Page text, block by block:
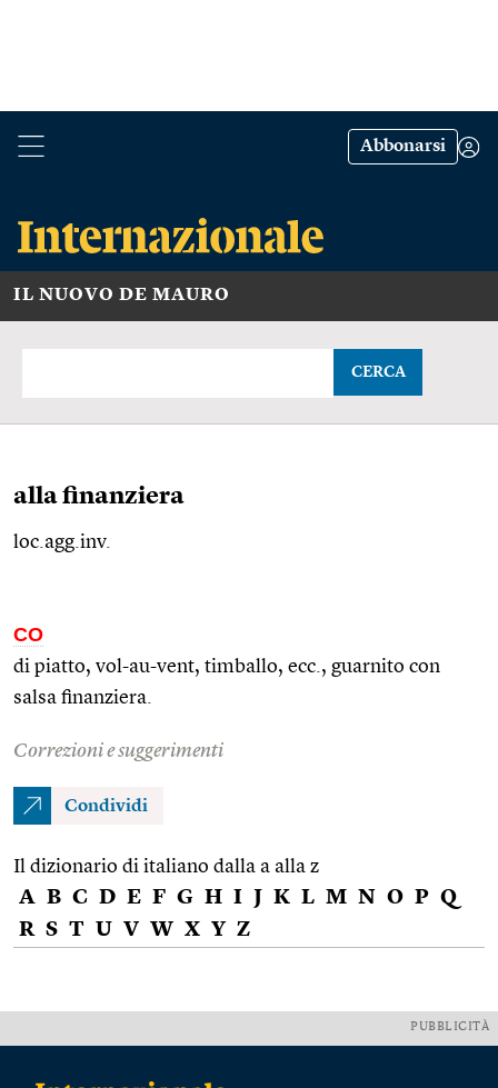
Abbonarsi
IL NUOVO DE MAURO
CERCA
alla finanziera
loc.agg.inv.
CO
di piatto, vol-au-vent, timballo, ecc. , guarnito con
salsa finanziera.
Correzioni e suggerimenti
Condividi
Il dizionario di italiano dalla a alla z
A B C D E F G H I J K L M N O P Q
R S T U V W X Y Z
PUBBLICITÀ